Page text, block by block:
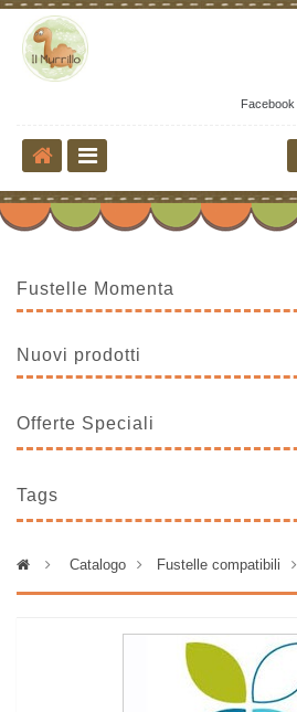
Facebook
Fustelle Momenta
Nuovi prodotti
Offerte Speciali
Tags
> Catalogo > Fustelle compatibili >